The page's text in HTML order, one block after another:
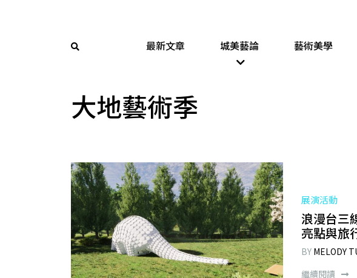
最新文章 城美藝論 藝術美學
大地藝術季
展演活動
浪漫台三
亮點與旅
BY MELODY
繼續閱讀